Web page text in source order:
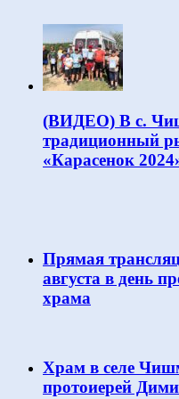
(ВИДЕО) В с.
традиционный
«Карасенок
Прямая
августа в день
храма
Храм в селе
протоиерей